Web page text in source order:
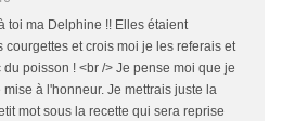
toi ma Delphine !! Elles étaient
courgettes et crois moi je les referais et
poisson ! <br /> Je pense moi que je
à l'honneur. Je mettrais juste la
mot sous la recette qui sera reprise